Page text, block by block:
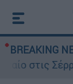
BREAKING
Σέρρες: